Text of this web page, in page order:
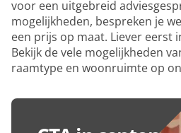
voor een uitgebreid
mogelijkheden, bespreken je
een prijs op maat. Liever eerst
Bekijk de vele mogelijkheden
raamtype en woonruimte op